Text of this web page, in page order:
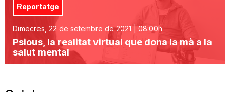
Reportatge
Dimecres, 22 de setembre de 2021 | 08:00h
Psious, la realitat virtual que dona la mà a la
salut mental